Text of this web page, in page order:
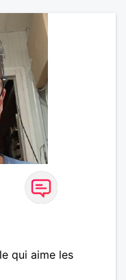
qui aime les